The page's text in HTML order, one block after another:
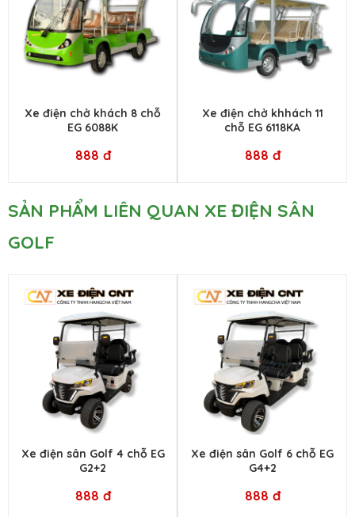
Xe điện chở khách 8 chỗ
EG 6088K
888 đ
Xe điện chở khhách 11
chỗ EG 6118KA
888 đ
SẢN PHẨM LIÊN QUAN XE ĐIỆN SÂN
GOLF
Xe điện sân Golf 4 chỗ EG
G2+2
888 đ
Xe điện sân Golf 6 chỗ EG
G4+2
888 đ